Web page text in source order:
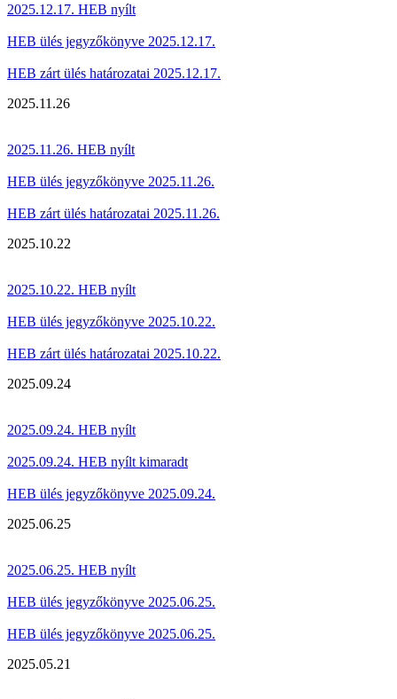
2025.12.17. HEB nyílt
HEB ülés jegyzőkönyve 2025.12.17.
HEB zárt ülés határozatai 2025.12.17.
2025.11.26
2025.11.26. HEB nyílt
HEB ülés jegyzőkönyve 2025.11.26.
HEB zárt ülés határozatai 2025.11.26.
2025.10.22
2025.10.22. HEB nyílt
HEB ülés jegyzőkönyve 2025.10.22.
HEB zárt ülés határozatai 2025.10.22.
2025.09.24
2025.09.24. HEB nyílt
2025.09.24. HEB nyílt kimaradt
HEB ülés jegyzőkönyve 2025.09.24.
2025.06.25
2025.06.25. HEB nyílt
HEB ülés jegyzőkönyve 2025.06.25.
HEB ülés jegyzőkönyve 2025.06.25.
2025.05.21